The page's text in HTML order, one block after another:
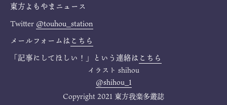
東方よもやまニュース
Twitter @touhou_station
メールフォームは こちら
「記事にしてほしい！」という連絡は こちら
イラスト shihou
@shihou_1
Copyright 2021 東方我楽多叢誌